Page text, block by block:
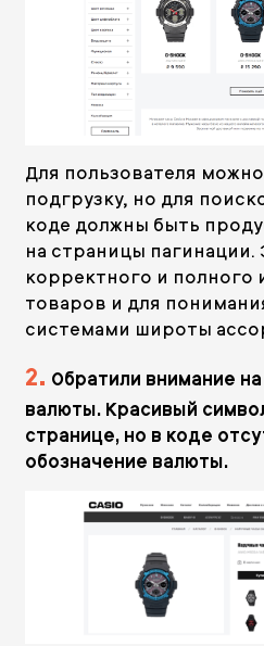
Для пользователя
подгрузку, но для
коде должны быть
на страницы пагинации.
корректного и полного
товаров и для
системами широты
2. Обратили внимание
валюты. Красивый
странице, но в коде
обозначение валюты.